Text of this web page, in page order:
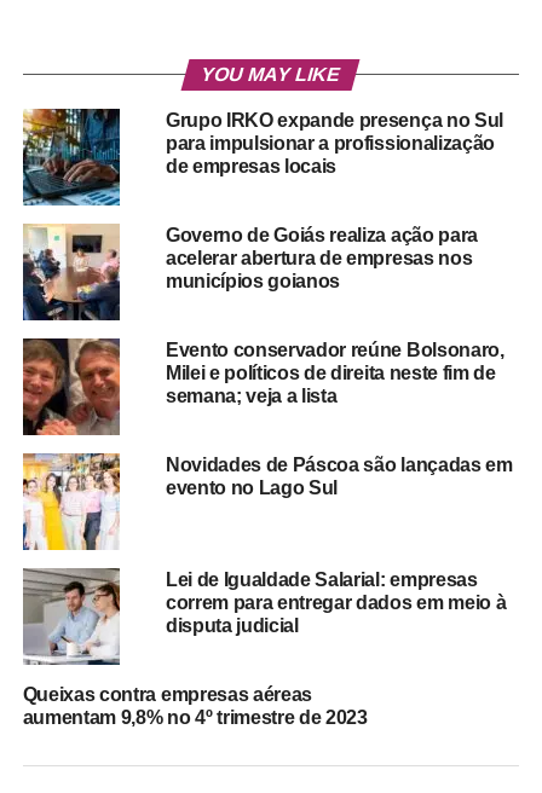
YOU MAY LIKE
Grupo IRKO expande presença no Sul
para impulsionar a profissionalização
de empresas locais
Governo de Goiás realiza ação para
acelerar abertura de empresas nos
municípios goianos
Evento conservador reúne Bolsonaro,
Milei e políticos de direita neste fim de
semana; veja a lista
Novidades de Páscoa são lançadas em
evento no Lago Sul
Lei de Igualdade Salarial: empresas
correm para entregar dados em meio à
disputa judicial
Queixas contra empresas aéreas
aumentam 9,8% no 4º trimestre de 2023